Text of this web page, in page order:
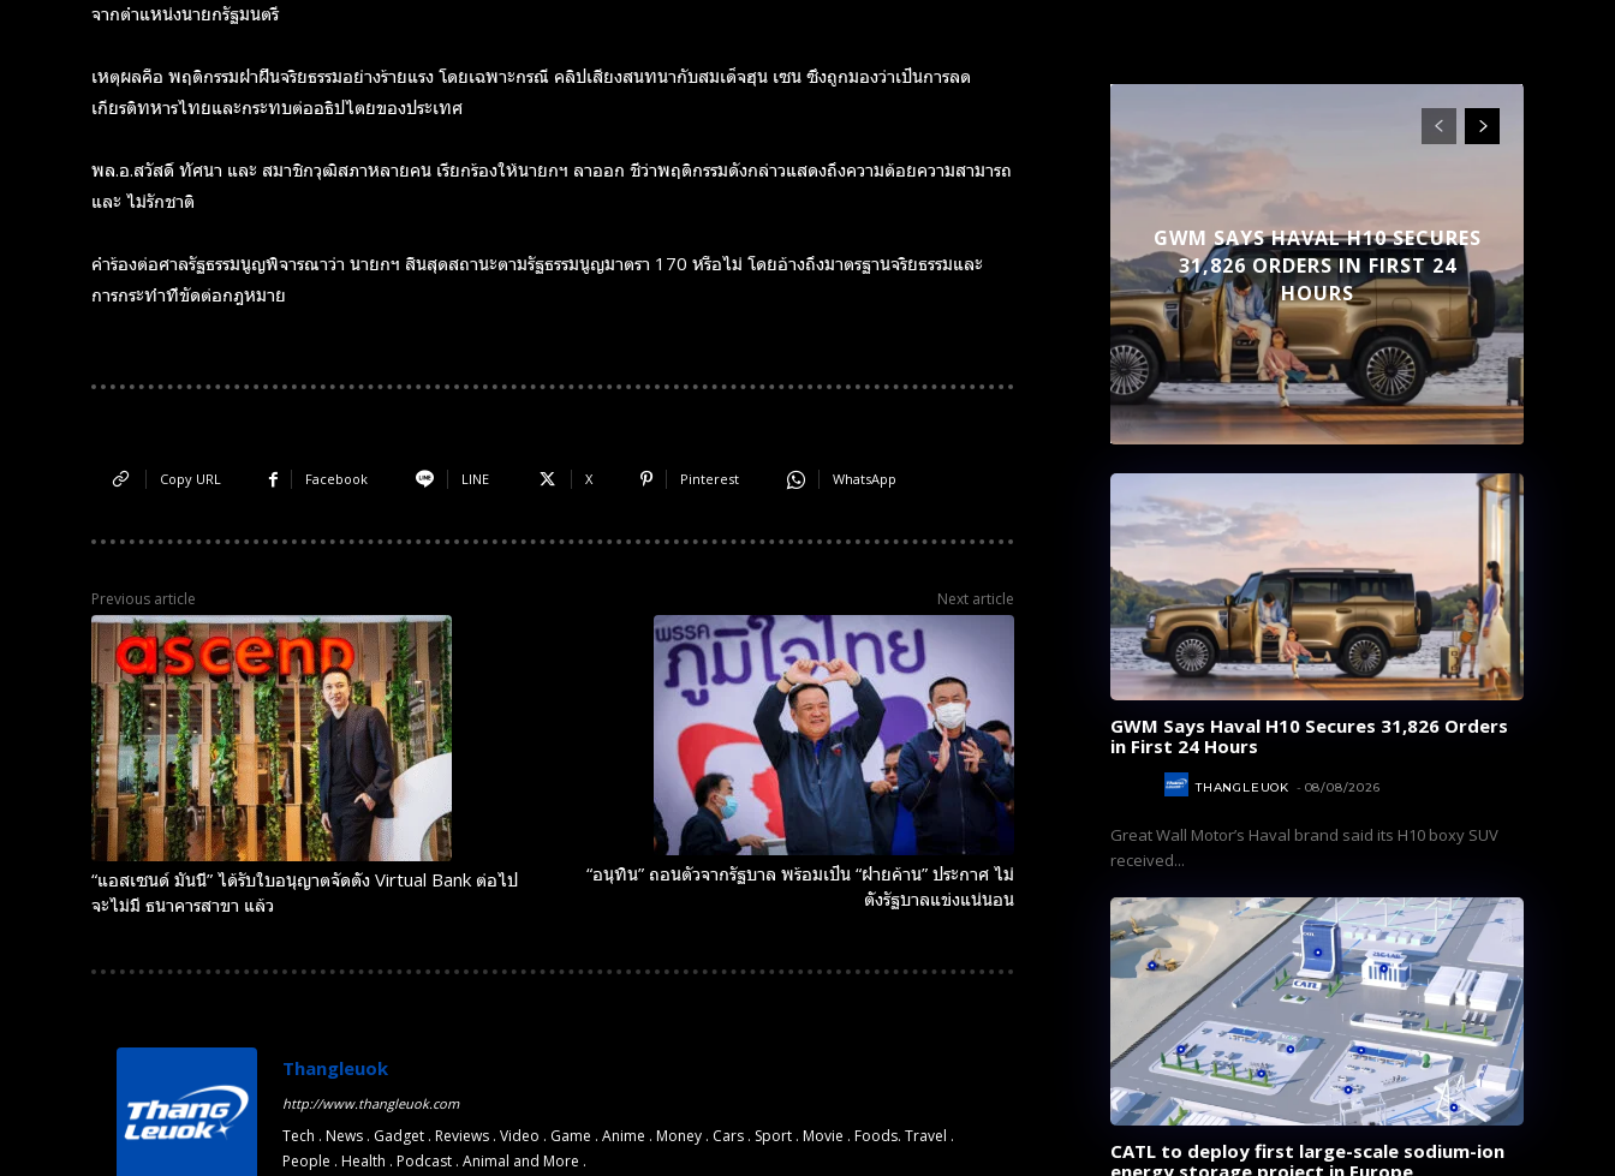
Subscribe now
To access
premium
Free
15 Day
Subscribe now
To access
premium
Free
15 Day
จากตำแหน่งนายกรัฐมนตรี
เหตุผลคือ พฤติกรรมฝ่าฝืนจริยธรรมอย่างร้ายแรง โดยเฉพาะกรณี คลิปเสียงสนทนากับสมเด็จฮุน เซน ซึ่งถูกมองว่าเป็นการลด
เกียรติทหารไทยและกระทบต่ออธิปไตยของประเทศ
พล.อ.สวัสดิ์ ทัศนา และ สมาชิกวุฒิสภาหลายคน เรียกร้องให้นายกฯ ลาออก ชี้ว่าพฤติกรรมดังกล่าวแสดงถึงความด้อยความสามารถ
และ ไม่รักชาติ
คำร้องต่อศาลรัฐธรรมนูญพิจารณาว่า นายกฯ สิ้นสุดสถานะตามรัฐธรรมนูญมาตรา 170 หรือไม่ โดยอ้างถึงมาตรฐานจริยธรรมและ
การกระทำที่ขัดต่อกฎหมาย
Copy URL Facebook LINE X Pinterest WhatsApp
Previous article
“แอสเซนด์ มันนี่” ได้รับใบอนุญาตจัดตั้ง Virtual Bank ต่อไป
จะไม่มี ธนาคารสาขา แล้ว
Next article
“อนุทิน” ถอนตัวจากรัฐบาล พร้อมเป็น “ฝ่ายค้าน” ประกาศ ไม่
ตั้งรัฐบาลแข่งแน่นอน
Thangleuok
http://www.thangleuok.com
Tech . News . Gadget . Reviews . Video . Game . Anime . Money . Cars . Sport . Movie . Foods. Travel .
People . Health . Podcast . Animal and More .
GWM SAYS HAVAL H10 SECURES
31,826 ORDERS IN FIRST 24
HOURS
GWM Says Haval H10 Secures 31,826 Orders
in First 24 Hours
THANGLEUOK - 08/08/2026
Great Wall Motor’s Haval brand said its H10 boxy SUV
received...
CATL to deploy first large-scale sodium-ion
energy storage project in Europe